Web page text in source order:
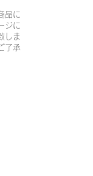
品に
ジに
しま
了承